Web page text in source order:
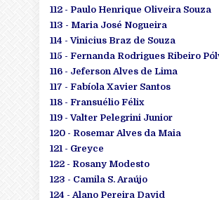
112 - Paulo Henrique Oliveira Souza
113 - Maria José Nogueira
114 - Vinicius Braz de Souza
115 - Fernanda Rodrigues Ribeiro
116 - Jeferson Alves de Lima
117 - Fabíola Xavier Santos
118 - Fransuélio Félix
119 - Valter Pelegrini Junior
120 - Rosemar Alves da Maia
121 - Greyce
122 - Rosany Modesto
123 - Camila S. Araújo
124 - Alano Pereira David